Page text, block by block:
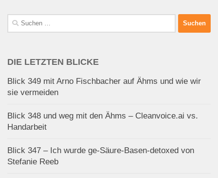
Suchen
nach:
DIE LETZTEN BLICKE
Blick 349 mit Arno Fischbacher auf Ähms und wie wir
sie vermeiden
Blick 348 und weg mit den Ähms – Cleanvoice.ai vs.
Handarbeit
Blick 347 – Ich wurde ge-Säure-Basen-detoxed von
Stefanie Reeb